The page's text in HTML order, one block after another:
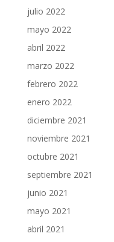
julio 2022
mayo 2022
abril 2022
marzo 2022
febrero 2022
enero 2022
diciembre 2021
noviembre 2021
octubre 2021
septiembre 2021
junio 2021
mayo 2021
abril 2021